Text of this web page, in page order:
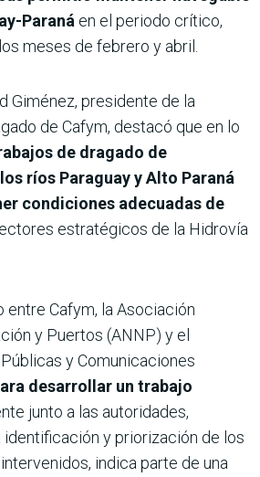
Paraná en el periodo crítico,
meses de febrero y abril.
Giménez, presidente de la
de Cafym, destacó que en lo
de dragado de
ríos Paraguay y Alto Paraná
condiciones adecuadas de
estratégicos de la Hidrovía
entre Cafym, la Asociación
y Puertos (ANNP) y el
y Comunicaciones
desarrollar un trabajo
junto a las autoridades,
y priorización de los
indica parte de una